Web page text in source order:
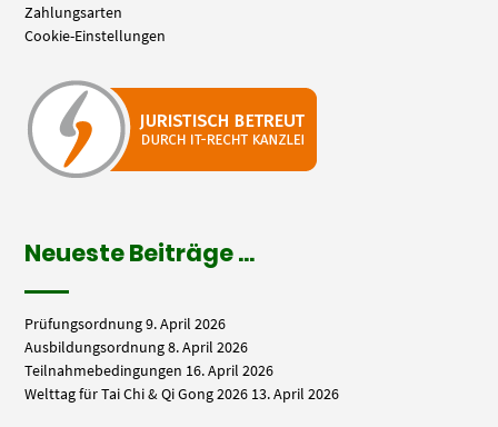
Zahlungsarten
Cookie-Einstellungen
Neueste Beiträge …
Prüfungsordnung9. April 2026
Ausbildungsordnung8. April 2026
Teilnahmebedingungen 16. April 2026
Welttag für Tai Chi & Qi Gong 2026 13. April 2026